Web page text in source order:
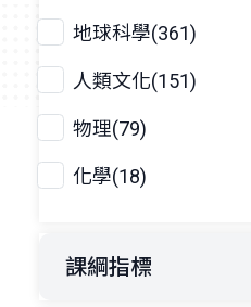
地球科學(361)
人類文化(151)
物理(79)
化學(18)
課綱指標